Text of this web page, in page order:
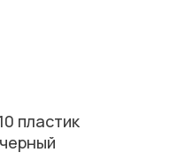
пластик